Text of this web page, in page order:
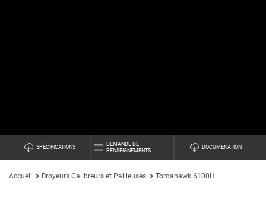
SPÉCIFICATIONS
DEMANDE DE
RENSEIGNEMENTS
DOCUMENATION
Accueil Broyeurs Calibreurs et Pailleuses Tomahawk 6100H